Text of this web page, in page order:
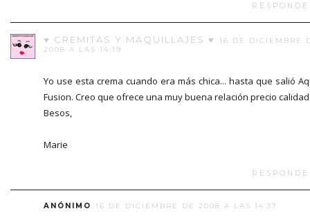
♥ CREMITAS Y MAQUILLAJES ♥
16 DE DICIEMBRE
2008 A LAS 14:19
Yo use esta crema cuando era más chica... hasta que salió
Fusion. Creo que ofrece una muy buena relación precio
Besos,
Marie
ANÓNIMO 16 DE DICIEMBRE DE 2008 A LAS 14:37